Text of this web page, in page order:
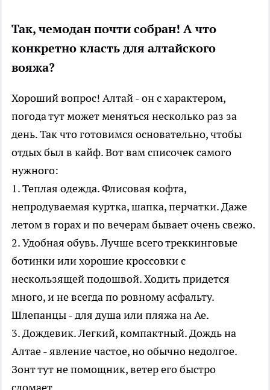
Так, чемодан почти собран! А что
конкретно класть для алтайского
вояжа?
Хороший вопрос! Алтай - он с характером,
погода тут может меняться несколько раз за
день. Так что готовимся основательно, чтобы
отдых был в кайф. Вот вам списочек самого
нужного:
1. Теплая одежда. Флисовая кофта,
непродуваемая куртка, шапка, перчатки. Даже
летом в горах и по вечерам бывает очень свежо.
2. Удобная обувь. Лучше всего треккинговые
ботинки или хорошие кроссовки с
нескользящей подошвой. Ходить придется
много, и не всегда по ровному асфальту.
Шлепанцы - для душа или пляжа на Ае.
3. Дождевик. Легкий, компактный. Дождь на
Алтае - явление частое, но обычно недолгое.
Зонт тут не помощник, ветер его быстро